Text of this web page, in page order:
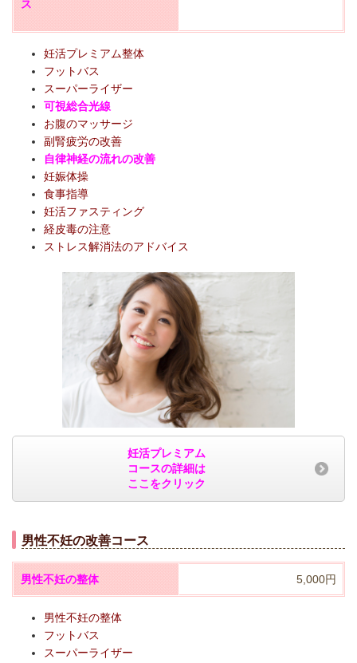
ス
妊活プレミアム整体
フットバス
スーパーライザー
可視総合光線
お腹のマッサージ
副腎疲労の改善
自律神経の流れの改善
妊娠体操
食事指導
妊活ファスティング
経皮毒の注意
ストレス解消法のアドバイス
妊活プレミアム
コースの詳細は
ここをクリック
男性不妊の改善コース
男性不妊の整体 5,000円
男性不妊の整体
フットバス
スーパーライザー